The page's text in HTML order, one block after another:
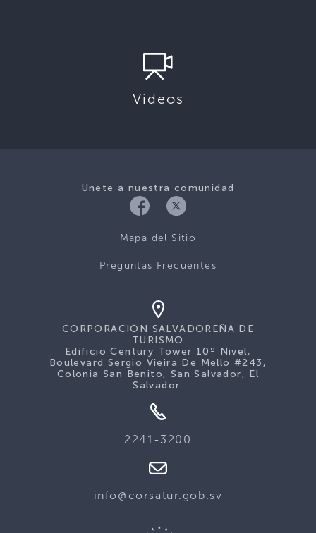
Videos
Únete a nuestra comunidad
Mapa del Sitio
Preguntas Frecuentes
CORPORACIÓN SALVADOREÑA DE
TURISMO
Edificio Century Tower 10º Nivel,
Boulevard Sergio Vieira De Mello #243,
Colonia San Benito, San Salvador, El
Salvador.
2241-3200
info@corsatur.gob.sv